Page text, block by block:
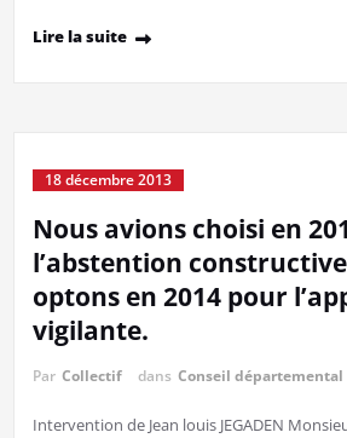
Lire la suite
18 décembre 2013
Nous avions choisi en
l’abstention
optons en 2014 pour
vigilante.
Par Collectif dans Conseil départemental
Intervention de Jean louis JEGADEN